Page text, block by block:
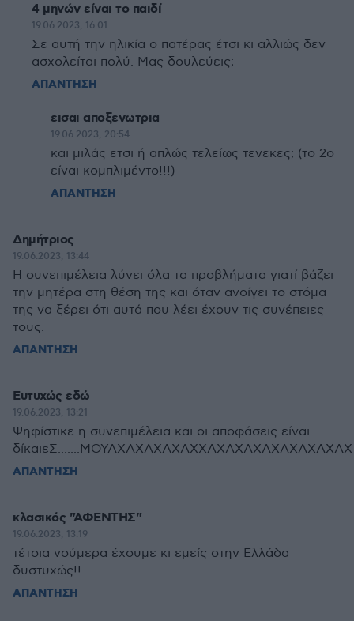
4 μηνών είναι το παιδί
19.06.2023, 16:01
Σε αυτή την ηλικία ο πατέρας έτσι κι αλλιώς δεν
ασχολείται πολύ. Μας δουλεύεις;
ΑΠΑΝΤΗΣΗ
εισαι αποξενωτρια
19.06.2023, 20:54
και μιλάς ετσι ή απλώς τελείως τενεκες; (το 2ο
είναι κομπλιμέντο!!!)
ΑΠΑΝΤΗΣΗ
Δημήτριος
19.06.2023, 13:44
Η συνεπιμέλεια λύνει όλα τα προβλήματα γιατί βάζει
την μητέρα στη θέση της και όταν ανοίγει το στόμα
της να ξέρει ότι αυτά που λέει έχουν τις συνέπειες
τους.
ΑΠΑΝΤΗΣΗ
Ευτυχώς εδώ
19.06.2023, 13:21
Ψηφίστικε η συνεπιμέλεια και οι αποφάσεις είναι
δίκαιεΣ.......ΜΟΥΑΧΑΧΑΧΑΧΑΧΧΑΧΑΧΑΧΑΧΑΧΑΧΑΧΑΧ
ΑΠΑΝΤΗΣΗ
κλασικός "ΑΦΕΝΤΗΣ"
19.06.2023, 13:19
τέτοια νούμερα έχουμε κι εμείς στην Ελλάδα
δυστυχώς!!
ΑΠΑΝΤΗΣΗ